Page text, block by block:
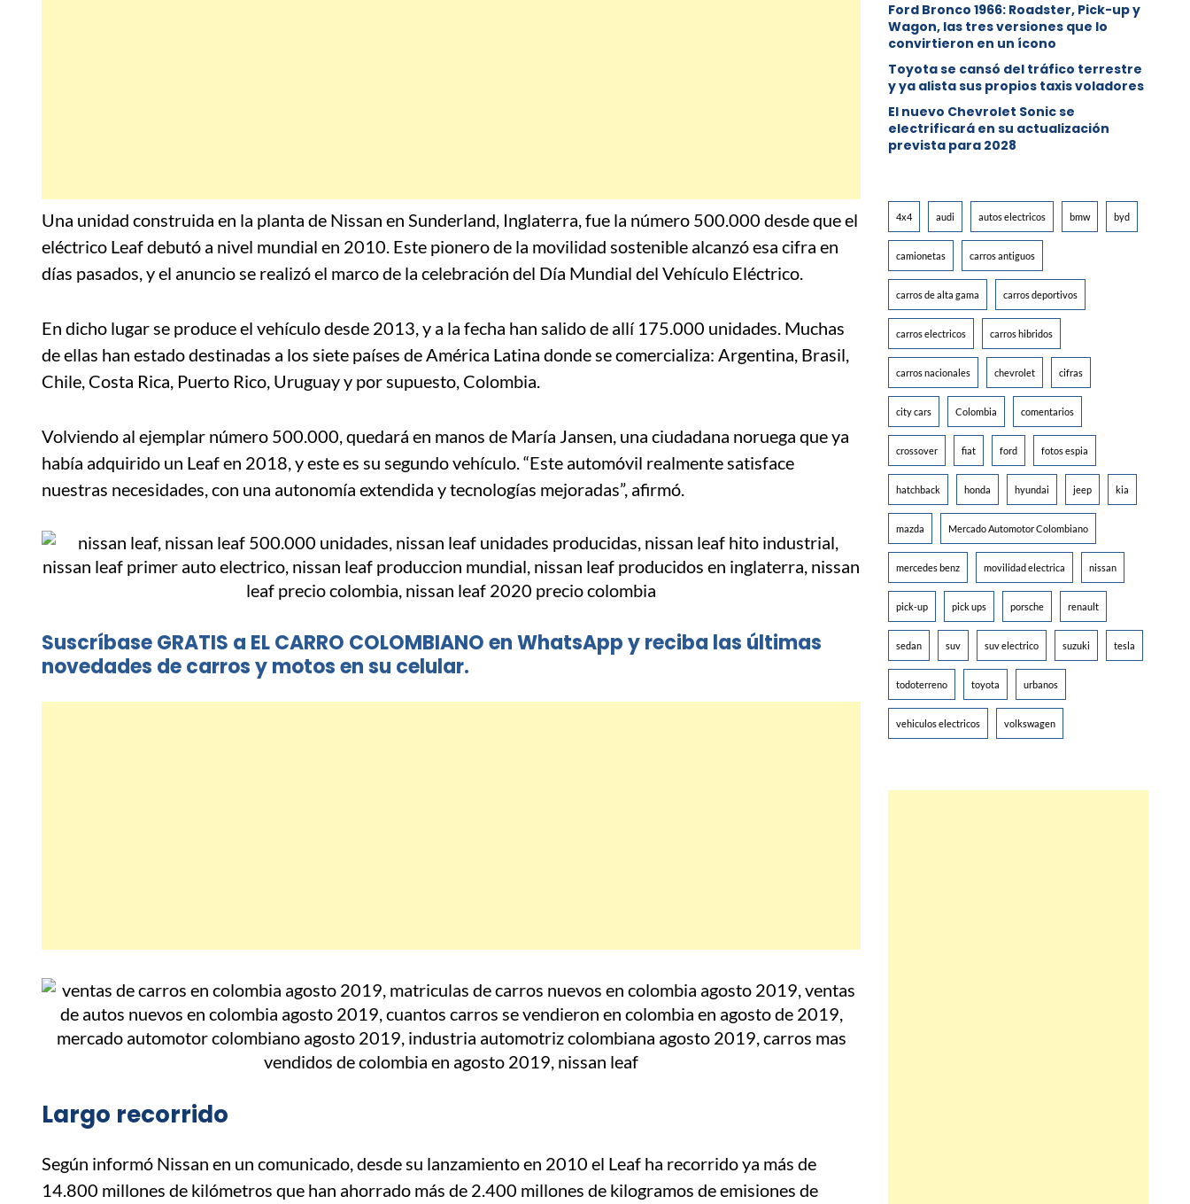
Una unidad construida en la planta de Nissan en Sunderland, Inglaterra, fue la número 500.000 desde que el
eléctrico Leaf debutó a nivel mundial en 2010. Este pionero de la movilidad sostenible alcanzó esa cifra en
días pasados, y el anuncio se realizó el marco de la celebración del Día Mundial del Vehículo Eléctrico.
En dicho lugar se produce el vehículo desde 2013, y a la fecha han salido de allí 175.000 unidades. Muchas
de ellas han estado destinadas a los siete países de América Latina donde se comercializa: Argentina, Brasil,
Chile, Costa Rica, Puerto Rico, Uruguay y por supuesto, Colombia.
Volviendo al ejemplar número 500.000, quedará en manos de María Jansen, una ciudadana noruega que ya
había adquirido un Leaf en 2018, y este es su segundo vehículo. “Este automóvil realmente satisface
nuestras necesidades, con una autonomía extendida y tecnologías mejoradas”, afirmó.
Suscríbase GRATIS a EL CARRO COLOMBIANO en WhatsApp y reciba las últimas
novedades de carros y motos en su celular.
Largo recorrido
Según informó Nissan en un comunicado, desde su lanzamiento en 2010 el Leaf ha recorrido ya más de
14.800 millones de kilómetros que han ahorrado más de 2.400 millones de kilogramos de emisiones de
Ford Bronco 1966: Roadster, Pick-up y
Wagon, las tres versiones que lo
convirtieron en un ícono
Toyota se cansó del tráfico terrestre
y ya alista sus propios taxis voladores
El nuevo Chevrolet Sonic se
electrificará en su actualización
prevista para 2028
4x4 audi autos electricos bmw byd
camionetas carros antiguos
carros de alta gama carros deportivos
carros electricos carros hibridos
carros nacionales chevrolet cifras
city cars Colombia comentarios
crossover fiat ford fotos espia
hatchback honda hyundai jeep kia
mazda Mercado Automotor Colombiano
mercedes benz movilidad electrica nissan
pick-up pick ups porsche renault
sedan suv suv electrico suzuki tesla
todoterreno toyota urbanos
vehiculos electricos volkswagen